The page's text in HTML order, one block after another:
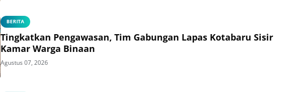
BERITA
Tingkatkan Pengawasan, Tim Gabungan Lapas Kotabaru Sisir
Kamar Warga Binaan
Agustus 07, 2026